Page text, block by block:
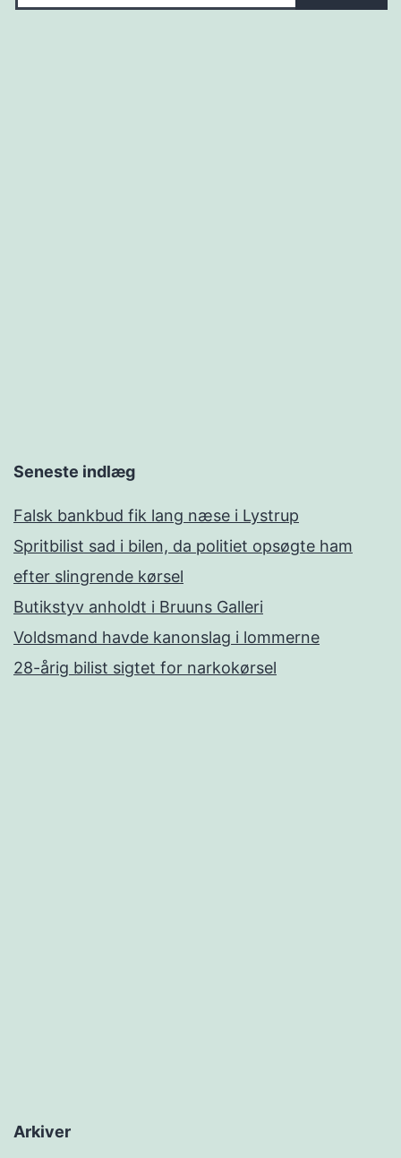
Seneste indlæg
Falsk bankbud fik lang næse i Lystrup
Spritbilist sad i bilen, da politiet opsøgte ham
efter slingrende kørsel
Butikstyv anholdt i Bruuns Galleri
Voldsmand havde kanonslag i lommerne
28-årig bilist sigtet for narkokørsel
Arkiver